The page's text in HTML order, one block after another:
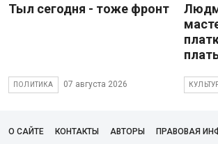
Тыл сегодня - тоже фронт
ПОЛИТИКА 07 августа 2026
О САЙТЕ КОНТАКТЫ АВТОРЫ ПРАВОВАЯ